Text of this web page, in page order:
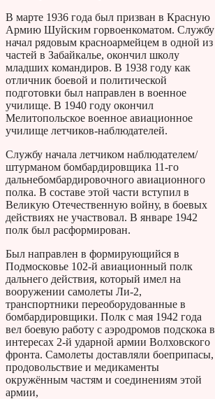
В марте 1936 года был призван в Красную
Армию Шуйским горвоенкоматом. Службу
начал рядовым красноармейцем в одной из
частей в Забайкалье, окончил школу
младших командиров. В 1938 году как
отличник боевой и политической
подготовки был направлен в военное
училище. В 1940 году окончил
Мелитопольское военное авиационное
училище летчиков-наблюдателей.
Службу начала летчиком наблюдателем/
штурманом бомбардировщика 11-го
дальнебомбардировочного авиационного
полка. В составе этой части вступил в
Великую Отечественную войну, в боевых
действиях не участвовал. В январе 1942
полк был расформирован.
Был направлен в формирующийся в
Подмосковье 102-й авиационный полк
дальнего действия, который имел на
вооружении самолеты Ли-2,
транспортники переоборудованные в
бомбардировщики. Полк с мая 1942 года
вел боевую работу с аэродромов подскока в
интересах 2-й ударной армии Волховского
фронта. Самолеты доставляли боеприпасы,
продовольствие и медикаменты
окружённым частям и соединениям этой
армии,